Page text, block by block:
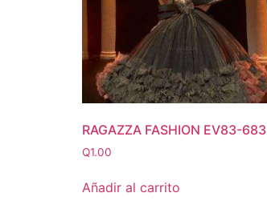
RAGAZZA FASHION EV83-683
Q1.00
Añadir al carrito